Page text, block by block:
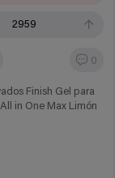
2959
0
Finish Gel para
in One Max Limón